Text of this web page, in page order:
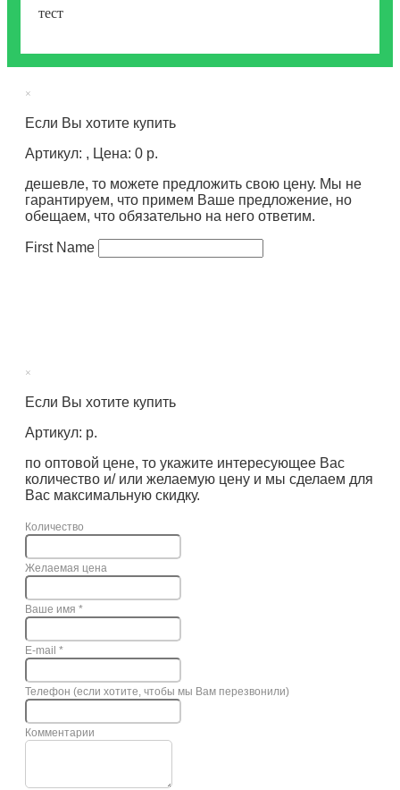
тест
×
Если Вы хотите купить
Артикул: , Цена: 0 р.
дешевле, то можете предложить свою цену. Мы не
гарантируем, что примем Ваше предложение, но
обещаем, что обязательно на него ответим.
First Name
×
Если Вы хотите купить
Артикул: р.
по оптовой цене, то укажите интересующее Вас
количество и/ или желаемую цену и мы сделаем для
Вас максимальную скидку.
Количество
Желаемая цена
Ваше имя *
E-mail *
Телефон (если хотите, чтобы мы Вам перезвонили)
Комментарии